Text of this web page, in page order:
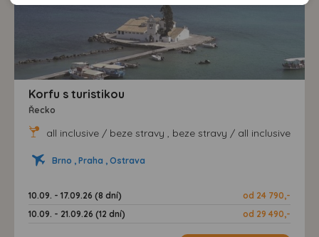
Korfu s turistikou
Řecko
all inclusive / beze stravy , beze stravy / all inclusive
Brno , Praha , Ostrava
10.09. - 17.09.26 (8 dní)
od 24 790,-
10.09. - 21.09.26 (12 dní)
od 29 490,-
našem webu, tak na webech třetích stran. Díky tomu
máme možnost vytvářet profily založené na Vašich
zájmech. Na základě těchto informací není zpravidla
možná bezprostřední identifikace uživatele. Bez vyjádření
souhlasu, nedojde k zobrazování obsahu a reklam
přizpůsobených Vašim zájmům.